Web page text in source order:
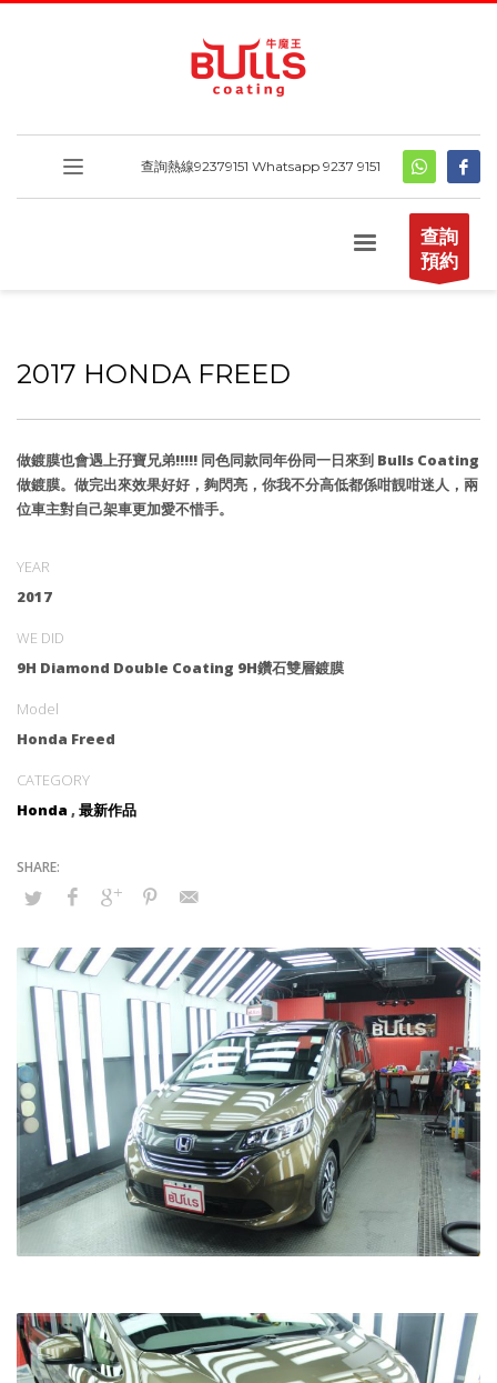
查詢熱線92379151 Whatsapp 9237 9151
查詢
預約
2017 HONDA FREED
做鍍膜也會遇上孖寶兄弟!!!!! 同色同款同年份同一日來到 Bulls Coating
做鍍膜。做完出來效果好好，夠閃亮，你我不分高低都係咁靚咁迷人，兩
位車主對自己架車更加愛不惜手。
YEAR
2017
WE DID
9H Diamond Double Coating 9H鑽石雙層鍍膜
Model
Honda Freed
CATEGORY
Honda ,最新作品